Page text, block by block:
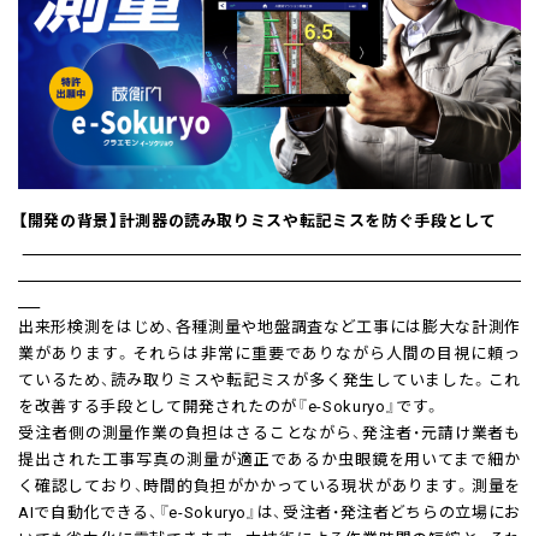
【開発の背景】計測器の読み取りミスや転記ミスを防ぐ手段として
出来形検測をはじめ、各種測量や地盤調査など工事には膨大な計測作
業があります。それらは非常に重要でありながら人間の目視に頼っ
ているため、読み取りミスや転記ミスが多く発生していました。これ
を改善する手段として開発されたのが『e-Sokuryo』です。
受注者側の測量作業の負担はさることながら、発注者・元請け業者も
提出された工事写真の測量が適正であるか虫眼鏡を用いてまで細か
く確認しており、時間的負担がかかっている現状があります。測量を
AIで自動化できる、『e-Sokuryo』は、受注者・発注者どちらの立場にお